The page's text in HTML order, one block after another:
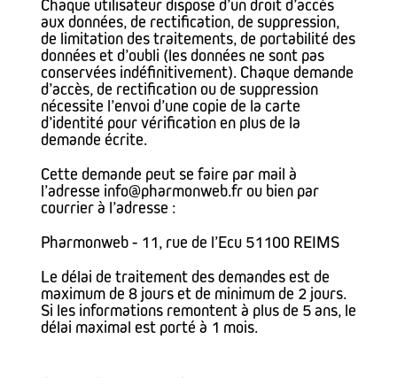
Chaque utilisateur dispose d’un droit d’accès
aux données, de rectification, de suppression,
de limitation des traitements, de portabilité des
données et d’oubli (les données ne sont pas
conservées indéfinitivement). Chaque demande
d’accès, de rectification ou de suppression
nécessite l’envoi d’une copie de la carte
d’identité pour vérification en plus de la
demande écrite.
Cette demande peut se faire par mail à
l’adresse info@pharmonweb.fr ou bien par
courrier à l’adresse :
Pharmonweb - 11, rue de l’Ecu 51100 REIMS
Le délai de traitement des demandes est de
maximum de 8 jours et de minimum de 2 jours.
Si les informations remontent à plus de 5 ans, le
délai maximal est porté à 1 mois.